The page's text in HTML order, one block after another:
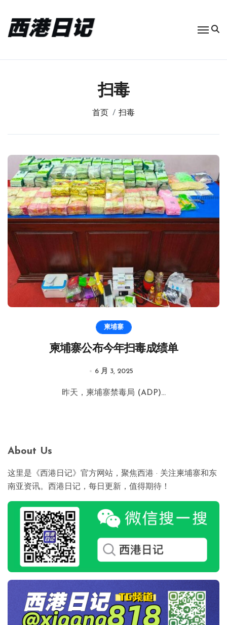
扫毒
首页 扫毒
柬埔寨
柬埔寨公布今年扫毒成绩单
6 月 3, 2025
昨天，柬埔寨禁毒局 (ADP)...
About Us
这里是《西港日记》官方网站，聚焦西港 · 关注柬埔寨和东
南亚资讯。西港日记，每日更新，值得期待！